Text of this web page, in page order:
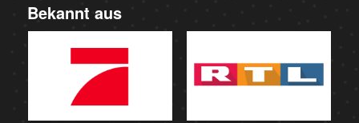
Bekannt aus